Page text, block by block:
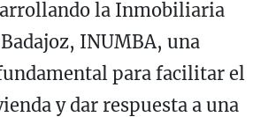
la Inmobiliaria
INUMBA, una
para facilitar el
y dar respuesta a una